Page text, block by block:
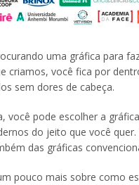
uma gráfica para
criamos, você fica por
sem dores de cabeça.
você pode escolher a
do jeito que você
das gráficas
pouco mais sobre como